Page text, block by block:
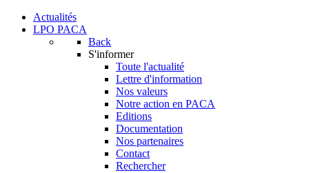
Actualités
LPO PACA
Back
S'informer
Toute l'actualité
Lettre d'information
Nos valeurs
Notre action en PACA
Editions
Documentation
Nos partenaires
Contact
Rechercher